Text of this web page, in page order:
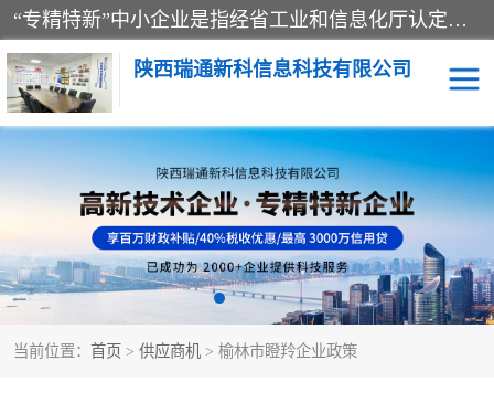
“专精特新”中小企业是指经省工业和信息化厅认定，专注于细分市场、掌握关键核心技术、创新能力强、市场占有率高、质量效益优，在专业化、精细化、特色化、新颖化等方面表现突出的中小企业。
陕西瑞通新科信息科技有限公司
当前位置： 首页 > 供应商机 > 榆林市瞪羚企业政策